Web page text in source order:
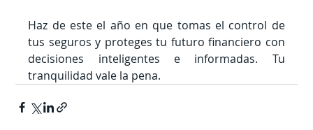
Haz de este el año en que tomas el control de
tus seguros y proteges tu futuro financiero con
decisiones inteligentes e informadas. Tu
tranquilidad vale la pena.